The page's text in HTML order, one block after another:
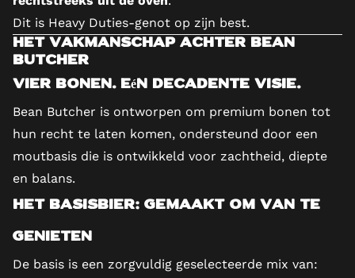
Dit is Heavy Duties-genot op zijn best.
Het vakmanschap achter Bean
Butcher
Vier bonen. Eén decadente visie.
Bean Butcher is ontworpen om premium bonen tot
hun recht te laten komen, ondersteund door een
moutbasis die is ontwikkeld voor zachtheid, diepte
en balans.
Het basisbier: gemaakt om van te
genieten
De basis is een zorgvuldig geselecteerde mix van: